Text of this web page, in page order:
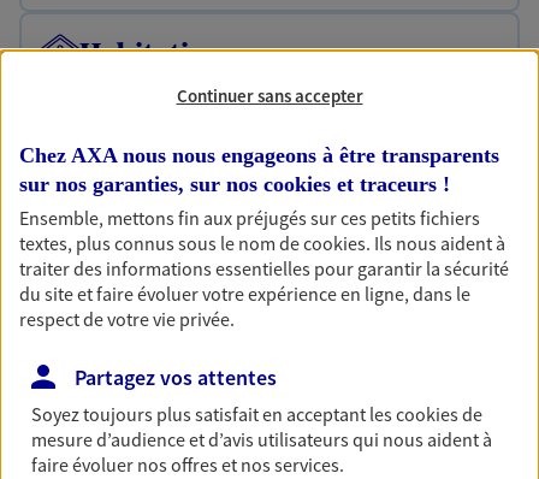
Habitation
Votre logement est unique, comme vous. Le
contrat Ma Maison assure votre sérénité en
Découvrir l'offre Habitation
OBTENIR UN TARIF EN LIGNE
Garantie Accidents de la Vie
Bricoleuse, féru de jardinage, pâtissier en herbe
ou grande lectrice… personne n'est à l'abri d'un
accident du quotidien. Avec Ma Protection
Accident, protégez votre qualité de vie et vos
revenus.
Continuer sans accepter
Chez AXA nous nous engageons à être transparents
sur nos garanties, sur nos cookies et traceurs !
Ensemble, mettons fin aux préjugés sur ces petits fichiers
textes, plus connus sous le nom decookies. Ils nous aident à
traiter des informations essentielles pour garantir la sécurité
du site et faire évoluer votre expérience en ligne, dans le
respect de votre vie privée.
Partagez vos attentes
Soyez toujours plus satisfait en acceptant lescookiesde
mesure d’audience et d’avis utilisateurs qui nous aident à
faire évoluer nos offres et nos services.